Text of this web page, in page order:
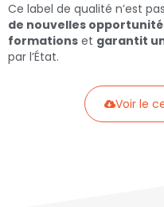
Ce label de qualité n’est
de nouvelles
formations et garantit
par l’État.
Voir le